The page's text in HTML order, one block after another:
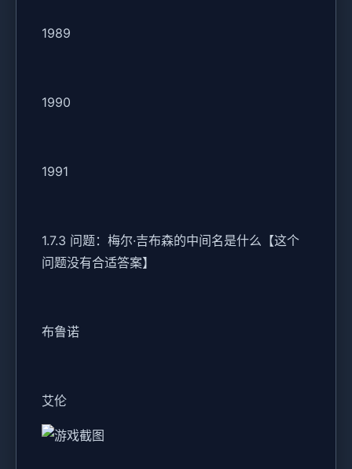
1989
1990
1991
1.7.3 问题：梅尔·吉布森的中间名是什么【这个
问题没有合适答案】
布鲁诺
艾伦